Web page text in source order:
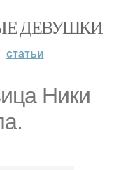
ДЕВУШКИ
статьи
Ники